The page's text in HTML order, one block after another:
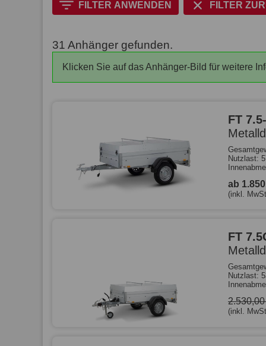
FILTER ANWENDEN FILTER
31 Anhänger gefunden.
Klicken Sie auf das Anhänger-Bild für weitere
FT
Nutzlast:
ab
(inkl.
FT
Nutzlast:
(inkl.